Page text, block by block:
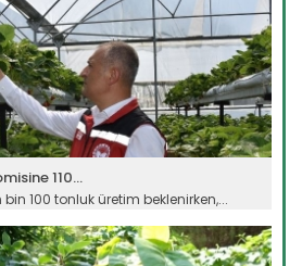
110...
100 tonluk üretim beklenirken,...